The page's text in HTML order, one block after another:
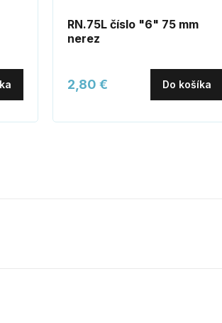
RN.75L číslo "6" 75 mm
nerez
2,80 € Do košíka